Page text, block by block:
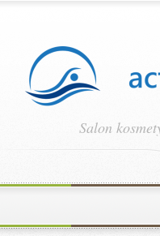
Salon